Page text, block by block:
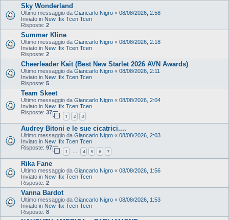
Sky Wonderland
Ultimo messaggio da Giancarlo Nigro « 08/08/2026, 2:58
Inviato in New Ifix Tcen Tcen
Risposte: 2
Summer Kline
Ultimo messaggio da Giancarlo Nigro « 08/08/2026, 2:18
Inviato in New Ifix Tcen Tcen
Risposte: 2
Cheerleader Kait (Best New Starlet 2026 AVN Awards)
Ultimo messaggio da Giancarlo Nigro « 08/08/2026, 2:11
Inviato in New Ifix Tcen Tcen
Risposte: 5
Team Skeet
Ultimo messaggio da Giancarlo Nigro « 08/08/2026, 2:04
Inviato in New Ifix Tcen Tcen
Risposte: 37
1 2 3
Audrey Bitoni e le sue cicatrici....
Ultimo messaggio da Giancarlo Nigro « 08/08/2026, 2:03
Inviato in New Ifix Tcen Tcen
Risposte: 97
1 … 4 5 6 7
Rika Fane
Ultimo messaggio da Giancarlo Nigro « 08/08/2026, 1:56
Inviato in New Ifix Tcen Tcen
Risposte: 2
Vanna Bardot
Ultimo messaggio da Giancarlo Nigro « 08/08/2026, 1:53
Inviato in New Ifix Tcen Tcen
Risposte: 8